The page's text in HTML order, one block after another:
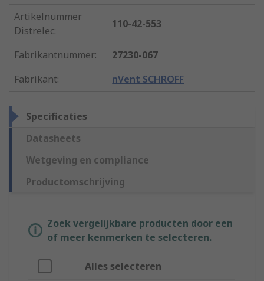
Artikelnummer
Distrelec:
110-42-553
Fabrikantnummer:
27230-067
Fabrikant: nVent SCHROFF
Specificaties
Datasheets
Wetgeving en compliance
Productomschrijving
Zoek vergelijkbare producten door een
of meer kenmerken te selecteren.
Alles selecteren